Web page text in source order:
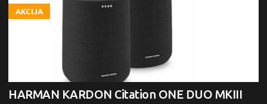
AKCIJA
HARMAN KARDON Citation ONE DUO MKIII